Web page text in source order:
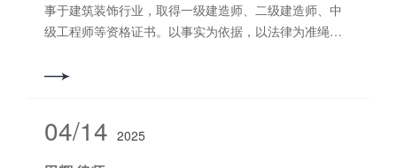
事于建筑装饰行业，取得一级建造师、二级建造师、中
级工程师等资格证书。以事实为依据，以法律为准绳，
充分维护每一位当事人的合法权益。 擅长领域：建
04/14 2025